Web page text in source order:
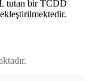
tutan bir TCDD